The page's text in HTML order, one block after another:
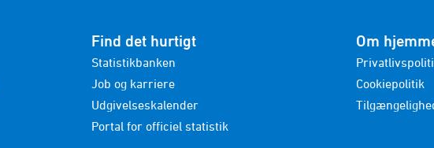
Find det hurtigt
Statistikbanken
Job og karriere
Udgivelseskalender
Portal for officiel statistik
Om
Cookiepolitik